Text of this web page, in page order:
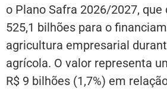
o Plano Safra 2026/2027, que
525,1 bilhões para o
agricultura empresarial
agrícola. O valor representa
R$ 9 bilhões (1,7%) em